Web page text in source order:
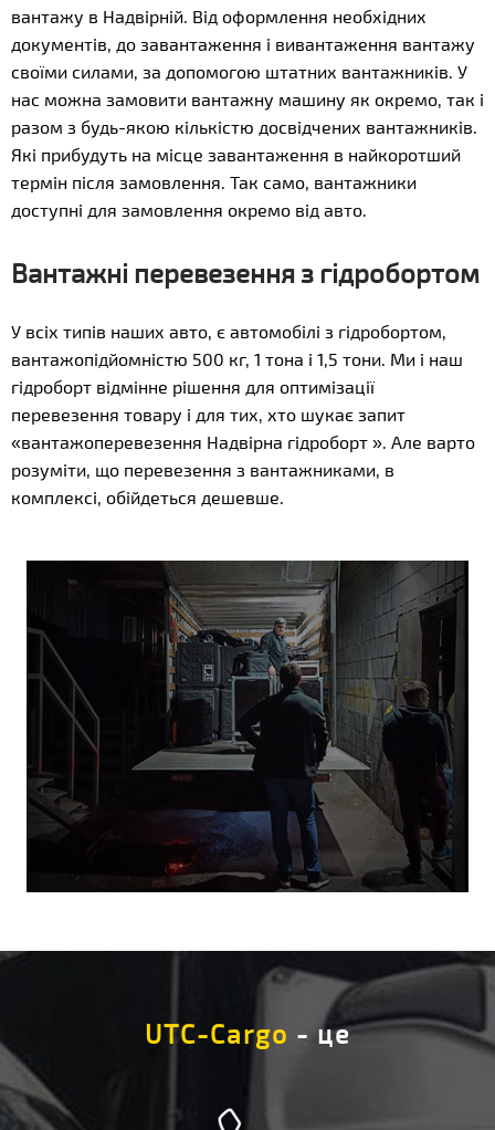
вантажу в Надвірній. Від оформлення необхідних
документів, до завантаження і вивантаження вантажу
своїми силами, за допомогою штатних вантажників. У
нас можна замовити вантажну машину як окремо, так і
разом з будь-якою кількістю досвідчених вантажників.
Які прибудуть на місце завантаження в найкоротший
термін після замовлення. Так само, вантажники
доступні для замовлення окремо від авто.
Вантажні перевезення з гідробортом
У всіх типів наших авто, є автомобілі з гідробортом,
вантажопідйомністю 500 кг, 1 тона і 1,5 тони. Ми і наш
гідроборт відмінне рішення для оптимізації
перевезення товару і для тих, хто шукає запит
«вантажоперевезення Надвірна гідроборт ». Але варто
розуміти, що перевезення з вантажниками, в
комплексі, обійдеться дешевше.
UTC-Cargo - це